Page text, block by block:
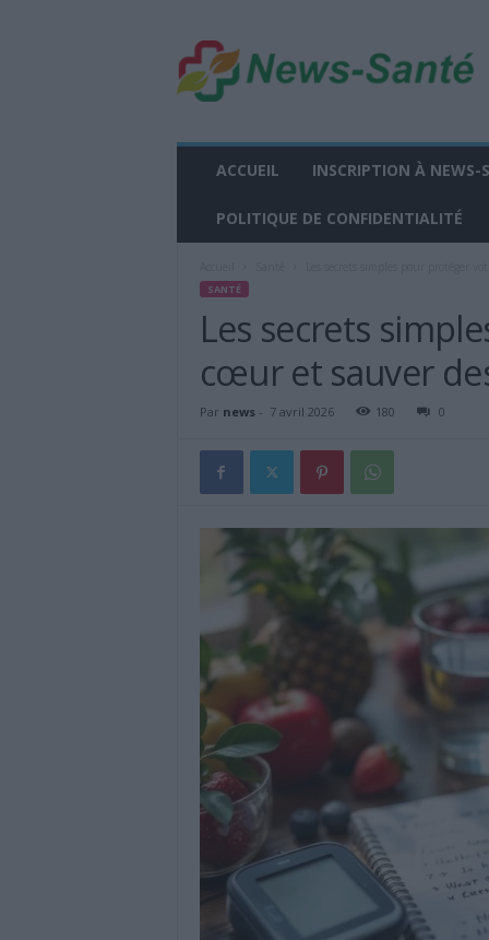
w
s
ACCUEIL INSCRIPTION À NEWS-
POLITIQUE DE CONFIDENTIALITÉ
SANTÉ
Les secrets
cœur et sauver
Par news- 7 avril 2026 180 0